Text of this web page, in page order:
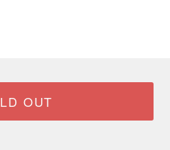
OUT